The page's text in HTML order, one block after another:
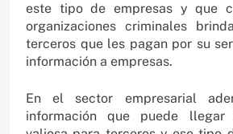
este tipo de empresas y que
organizaciones criminales
terceros que les pagan por su
información a empresas.
En el sector empresarial
información que puede